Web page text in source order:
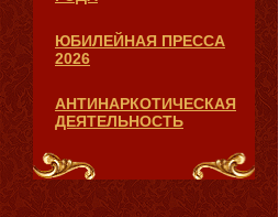
ЮБИЛЕЙНАЯ ПРЕССА
2026
АНТИНАРКОТИЧЕСКАЯ
ДЕЯТЕЛЬНОСТЬ